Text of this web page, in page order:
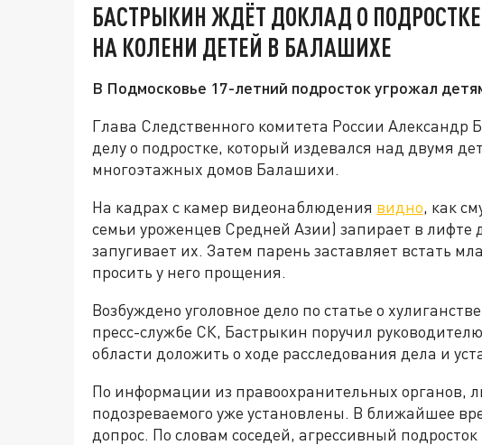
БАСТРЫКИН ЖДЁТ ДОКЛАД О
НА КОЛЕНИ ДЕТЕЙ В БАЛАШИХЕ
В Подмосковье 17-летний подросток угрожал
Глава Следственного комитета России Александр
делу о подростке, который издевался над двумя
многоэтажных домов Балашихи.
На кадрах с камер видеонаблюдения видно, как
семьи уроженцев Средней Азии) запирает в лифте
запугивает их. Затем парень заставляет встать
просить у него прощения.
Возбуждено уголовное дело по статье о
пресс-службе СК, Бастрыкин поручил
области доложить о ходе расследования дела и
По информации из правоохранительных органов,
подозреваемого уже установлены. В ближайшее
допрос. По словам соседей, агрессивный